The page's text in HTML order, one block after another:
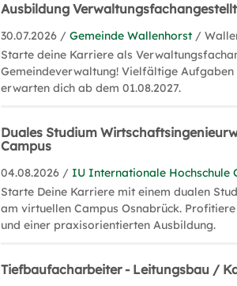
Ausbildung
30.07.2026 /Gemeinde Wallenhorst /
Starte deine Karriere als
Gemeindeverwaltung! Vielfältige Aufgaben
erwarten dich ab dem 01.08.2027.
Duales Studium
Campus
04.08.2026 / IU Internationale Hochschule
Starte Deine Karriere mit einem dualen
am virtuellen Campus Osnabrück.
und einer praxisorientierten Ausbildung.
Tiefbaufacharbeiter - Leitungsbau /